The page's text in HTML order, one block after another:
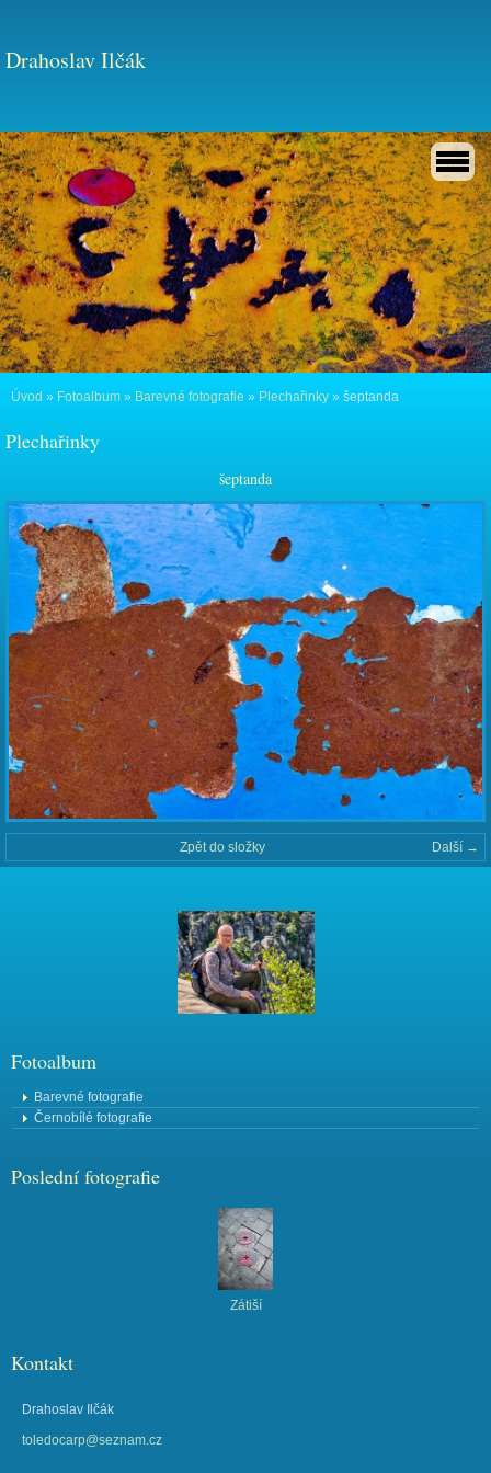
Drahoslav Ilčák
Úvod » Fotoalbum » Barevné fotografie » Plechařinky » šeptanda
Plechařinky
šeptanda
Další →
Zpět do složky
Fotoalbum
Barevné fotografie
Černobílé fotografie
Poslední fotografie
Zátiší
Kontakt
Drahoslav Ilčák
toledocarp@seznam.cz